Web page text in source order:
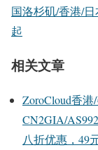
国洛杉矶/香港/
起
相关文章
ZoroCloud香
CN2GIA/
八折优惠，49